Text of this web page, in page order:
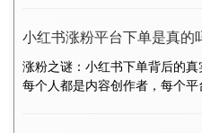
小红书涨粉平台下单是真的
涨粉之谜：小红书下单背后的
每个人都是内容创作者，每个平